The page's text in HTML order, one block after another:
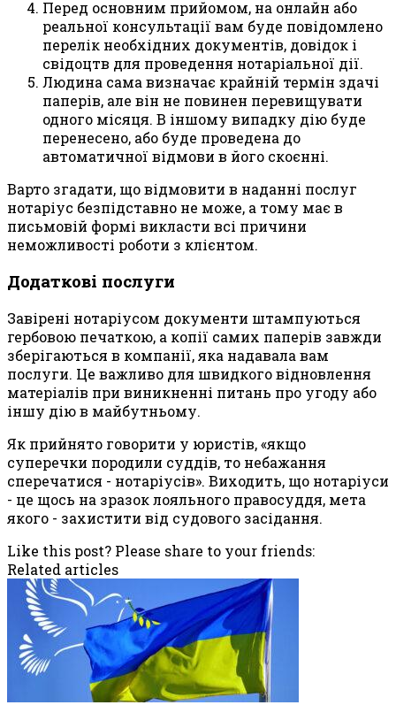
Перед основним прийомом, на онлайн або
реальної консультації вам буде повідомлено
перелік необхідних документів, довідок і
свідоцтв для проведення нотаріальної дії.
Людина сама визначає крайній термін здачі
паперів, але він не повинен перевищувати
одного місяця. В іншому випадку дію буде
перенесено, або буде проведена до
автоматичної відмови в його скоєнні.
Варто згадати, що відмовити в наданні послуг
нотаріус безпідставно не може, а тому має в
письмовій формі викласти всі причини
неможливості роботи з клієнтом.
Додаткові послуги
Завірені нотаріусом документи штампуються
гербовою печаткою, а копії самих паперів завжди
зберігаються в компанії, яка надавала вам
послуги. Це важливо для швидкого відновлення
матеріалів при виникненні питань про угоду або
іншу дію в майбутньому.
Як прийнято говорити у юристів, «якщо
суперечки породили суддів, то небажання
сперечатися - нотаріусів». Виходить, що нотаріуси
- це щось на зразок лояльного правосуддя, мета
якого - захистити від судового засідання.
Like this post? Please share to your friends:
Related articles